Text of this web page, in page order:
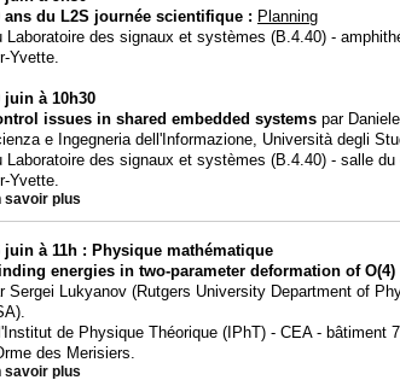
ans du L2S journée scientifique : Planning
Laboratoire des signaux et systèmes (B.4.40) -
Yvette.
juin à 10h30
issues in shared embedded systems par
e Ingegneria dell'Informazione, Università degli
Laboratoire des signaux et systèmes (B.4.40) - salle
Yvette.
savoir plus
juin à 11h : Physique mathématique
energies in two-parameter deformation of
Sergei Lukyanov (Rutgers University Department of
de Physique Théorique (IPhT) - CEA - bâtiment
des Merisiers.
savoir plus